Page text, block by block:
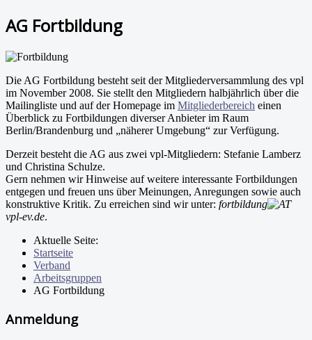
AG Fortbildung
Die AG Fortbildung besteht seit der Mitgliederversammlung des vpl
im November 2008. Sie stellt den Mitgliedern halbjährlich über die
Mailingliste und auf der Homepage im Mitgliederbereich einen
Überblick zu Fortbildungen diverser Anbieter im Raum
Berlin/Brandenburg und „näherer Umgebung“ zur Verfügung.
Derzeit besteht die AG aus zwei vpl-Mitgliedern: Stefanie Lamberz
und Christina Schulze.
Gern nehmen wir Hinweise auf weitere interessante Fortbildungen
entgegen und freuen uns über Meinungen, Anregungen sowie auch
konstruktive Kritik. Zu erreichen sind wir unter: fortbildung
vpl-ev.de.
Aktuelle Seite:
Startseite
Verband
Arbeitsgruppen
AG Fortbildung
Anmeldung